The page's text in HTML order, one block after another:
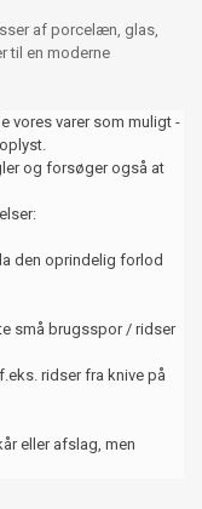
af porcelæn, glas,
til en moderne
vores varer som muligt -
og forsøger også at
oprindelig forlod
små brugsspor / ridser
ridser fra knive på
afslag, men